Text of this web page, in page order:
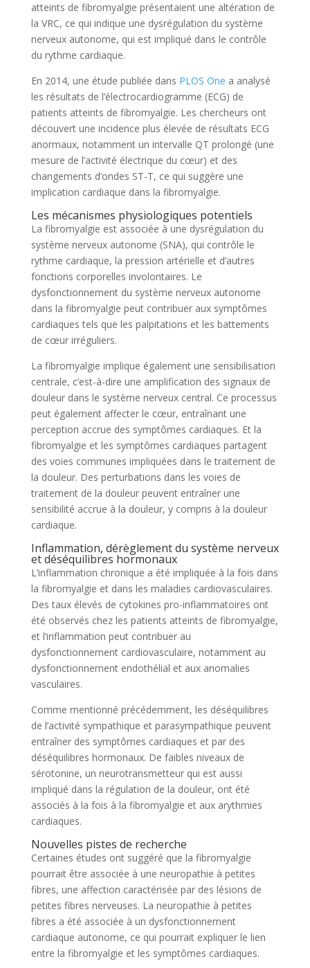
atteints de fibromyalgie présentaient une altération de
la VRC, ce qui indique une dysrégulation du système
nerveux autonome, qui est impliqué dans le contrôle
du rythme cardiaque.
En 2014, une étude publiée dans PLOS One a analysé
les résultats de l’électrocardiogramme (ECG) de
patients atteints de fibromyalgie. Les chercheurs ont
découvert une incidence plus élevée de résultats ECG
anormaux, notamment un intervalle QT prolongé (une
mesure de l’activité électrique du cœur) et des
changements d’ondes ST-T, ce qui suggère une
implication cardiaque dans la fibromyalgie.
Les mécanismes physiologiques potentiels
La fibromyalgie est associée à une dysrégulation du
système nerveux autonome (SNA), qui contrôle le
rythme cardiaque, la pression artérielle et d’autres
fonctions corporelles involontaires. Le
dysfonctionnement du système nerveux autonome
dans la fibromyalgie peut contribuer aux symptômes
cardiaques tels que les palpitations et les battements
de cœur irréguliers.
La fibromyalgie implique également une sensibilisation
centrale, c’est-à-dire une amplification des signaux de
douleur dans le système nerveux central. Ce processus
peut également affecter le cœur, entraînant une
perception accrue des symptômes cardiaques. Et la
fibromyalgie et les symptômes cardiaques partagent
des voies communes impliquées dans le traitement de
la douleur. Des perturbations dans les voies de
traitement de la douleur peuvent entraîner une
sensibilité accrue à la douleur, y compris à la douleur
cardiaque.
Inflammation, dérèglement du système nerveux
et déséquilibres hormonaux
L’inflammation chronique a été impliquée à la fois dans
la fibromyalgie et dans les maladies cardiovasculaires.
Des taux élevés de cytokines pro-inflammatoires ont
été observés chez les patients atteints de fibromyalgie,
et l’inflammation peut contribuer au
dysfonctionnement cardiovasculaire, notamment au
dysfonctionnement endothélial et aux anomalies
vasculaires.
Comme mentionné précédemment, les déséquilibres
de l’activité sympathique et parasympathique peuvent
entraîner des symptômes cardiaques et par des
déséquilibres hormonaux. De faibles niveaux de
sérotonine, un neurotransmetteur qui est aussi
impliqué dans la régulation de la douleur, ont été
associés à la fois à la fibromyalgie et aux arythmies
cardiaques.
Nouvelles pistes de recherche
Certaines études ont suggéré que la fibromyalgie
pourrait être associée à une neuropathie à petites
fibres, une affection caractérisée par des lésions de
petites fibres nerveuses. La neuropathie à petites
fibres a été associée à un dysfonctionnement
cardiaque autonome, ce qui pourrait expliquer le lien
entre la fibromyalgie et les symptômes cardiaques.